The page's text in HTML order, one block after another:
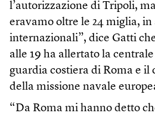
l’autorizzazione di Tripoli,
eravamo oltre le 24 miglia, in
internazionali”, dice Gatti
alle 19 ha allertato la
guardia costiera di Roma e il
della missione navale
“Da Roma mi hanno detto